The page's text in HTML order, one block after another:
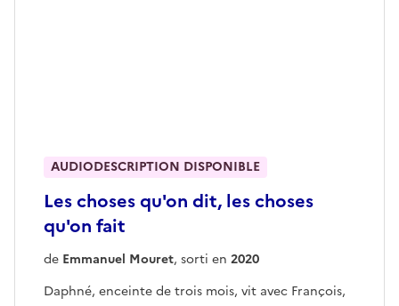
Les choses qu'on dit, les choses
qu'on fait
AUDIODESCRIPTION DISPONIBLE
de Emmanuel Mouret, sorti en 2020
Daphné, enceinte de trois mois, vit avec François,